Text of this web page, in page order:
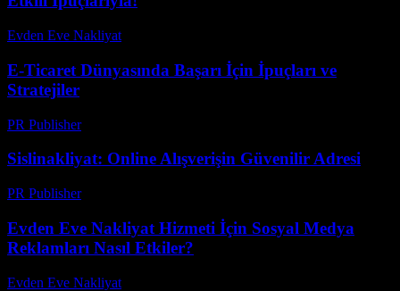
Evden Eve Nakliyat
E-Ticaret Dünyasında Başarı İçin İpuçları ve
Stratejiler
PR Publisher-
Sislinakliyat: Online Alışverişin Güvenilir Adresi
PR Publisher-
Evden Eve Nakliyat Hizmeti İçin Sosyal Medya
Reklamları Nasıl Etkiler?
Evden Eve Nakliyat